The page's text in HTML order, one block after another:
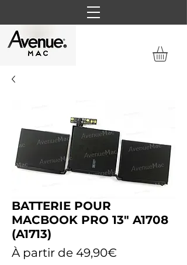
BATTERIE POUR
MACBOOK PRO 13" A1708
(A1713)
À partir de 49,90€